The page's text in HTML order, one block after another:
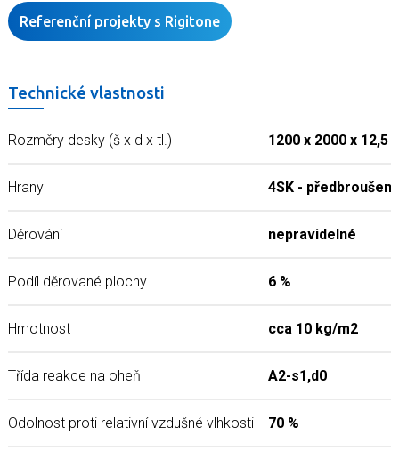
Referenční projekty s Rigitone
Technické vlastnosti
Rozměry desky (š x d x tl.) 1200 x 2000 x 12,5
Hrany 4SK -
Děrování nepravidelné
Podíl děrované plochy 6 %
Hmotnost cca 10 kg/m2
Třída reakce na oheň A2-s1,d0
Odolnost proti relativní vzdušné vlhkosti 70 %